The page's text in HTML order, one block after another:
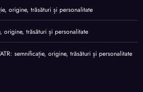
origine, trăsături și personalitate
origine, trăsături și personalitate
semnificație, origine, trăsături și personalitate